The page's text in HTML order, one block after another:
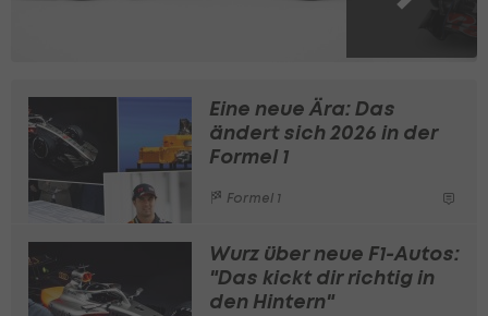
Eine neue Ära: Das
ändert sich 2026 in der
Formel 1
Formel 1
Wurz über neue F1-Autos:
"Das kickt dir richtig in
den Hintern"